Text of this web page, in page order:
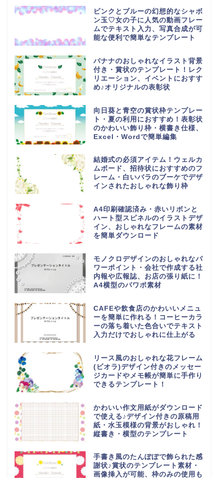
ピンクとブルーの幻想的なシャボ
ン玉♡女の子に人気の動画フレー
ムでテキスト入力、写真合成が可
能な便利で簡単なテンプレート
バナナのおしゃれなイラスト背景
付き・賞状のテンプレート！レク
リエーション、イベントにおすす
め♪オリジナルの表彰状
向日葵と青空の賞状枠テンプレー
ト・夏の利用におすすめ！表彰状
のかわいい飾り枠・横書き仕様、
Excel・Wordで簡単編集
結婚式の必須アイテム！ウェルカ
ムボード、招待状におすすめのフ
レーム・白いバラのブーケでデザ
インされたおしゃれな飾り枠
A4印刷確認済み・赤いリボンと
ハート型スピネルのイラストデザ
イン、おしゃれなフレームの素材
を簡単ダウンロード
モノクロデザインのおしゃれなパ
ワーポイント・会社で作成する社
内報や広報誌、お店の張り紙に！
A4横型のパワポ素材
CAFEや飲食店のかわいいメニュ
ーを簡単に作れる！コーヒーカラ
ーの落ち着いた色合いでテキスト
入力だけでおしゃれに仕上がる
リース風のおしゃれな花フレーム
(ビオラ)デザイン付きのメッセー
ジカードやメモ帳が簡単に手作り
できるテンプレート！
かわいい作文用紙がダウンロード
で使える♪デザイン付きの原稿用
紙・水玉模様の背景がおしゃれ！
縦書き・横型のテンプレート
手書き風のたんぽぽで飾られた感
謝状♪賞状のテンプレート素材・
画像挿入が可能、枠のみの使用も